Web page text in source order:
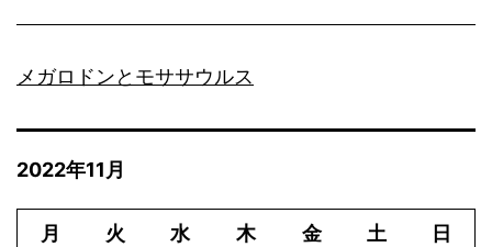
メガロドンとモササウルス
2022年11月
月 火 水 木 金 土 日